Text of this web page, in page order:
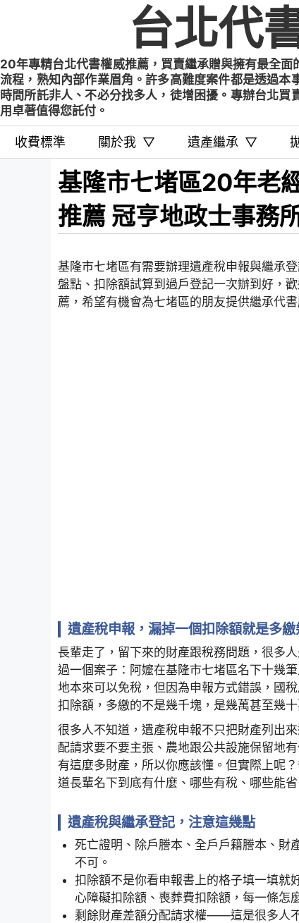
台北代
20年專精台北代書權威推薦，買賣繼承贈與擁有最全
流程，熟知內部作業眉角。許多高難度案件都是透過
時間所託非人、不必分找多人，徒增困擾。專辦台北
用卓著值得您託付。
收費標準 關於我 ▽ 遺產繼承 ▽
基隆市七堵區20年老
推薦 冠亨地政士事務
基隆市七堵區有需要辦理遺產稅申報與繼承
盤點、扣除額試算到過戶登記一次辦到好，
薦，希望有機會為七堵區的朋友提供繼承代書
遺產稅申報，漏掉一個扣除額就是多繳
長輩走了，留下來的財產跟稅務問題，很多
過一個案子：阿嬤在基隆市七堵區名下十幾
地本來可以免稅，但因為申報方式錯誤，國
扣除額，多繳的不是幾千塊，是幾萬甚至幾
很多人不知道，遺產稅申報不只把財產列出
配請求要不要主張、農地跟公共設施保留地
有這麼多財產，所以你應該懂。但實際上呢
道長輩名下到底有什麼、哪些有稅、哪些能
遺產稅與繼承登記，注意這幾點
死亡證明、除戶謄本、全戶戶籍謄本、
不可。
扣除額不是你看申報書上的格子填一填
心障礙扣除額、喪葬費扣除額，每一條怎
剩餘財產差額分配請求權——這是很多人